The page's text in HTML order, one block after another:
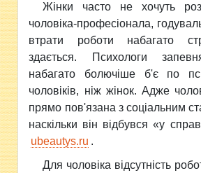
Жінки часто не хочуть
чоловіка-професіонала,
втрати роботи набагато
здається. Психологи
набагато болючіше б'є по
чоловіків, ніж жінок. Адже
прямо пов'язана з соціальним
наскільки він відбувся «у
ubeautys.ru .
Для чоловіка відсутність